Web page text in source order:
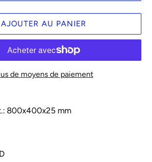
AJOUTER AU PANIER
de moyens de paiement
800x400x25 mm